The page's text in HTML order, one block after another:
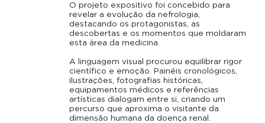
O projeto expositivo foi concebido para
revelar a evolução da nefrologia,
destacando os protagonistas, as
descobertas e os momentos que moldaram
esta área da medicina.
A linguagem visual procurou equilibrar rigor
científico e emoção. Painéis cronológicos,
ilustrações, fotografias históricas,
equipamentos médicos e referências
artísticas dialogam entre si, criando um
percurso que aproxima o visitante da
dimensão humana da doença renal.